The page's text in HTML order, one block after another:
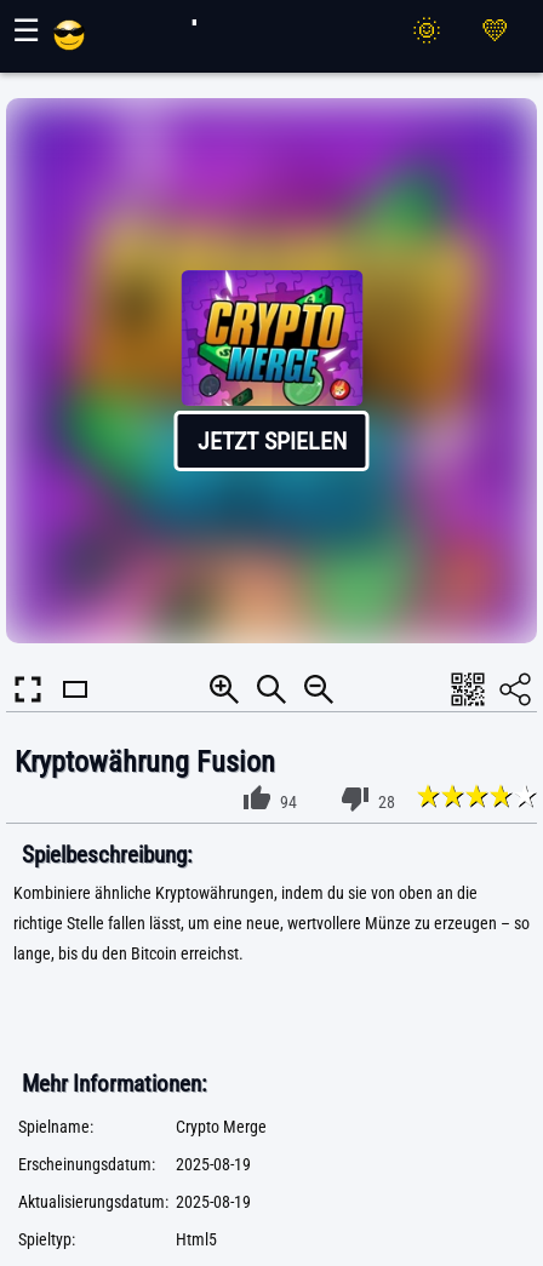
☰
JETZT SPIELEN
Kryptowährung Fusion
94 28
Spielbeschreibung:
Kombiniere ähnliche Kryptowährungen, indem du sie von oben an die
richtige Stelle fallen lässt, um eine neue, wertvollere Münze zu erzeugen – so
lange, bis du den Bitcoin erreichst.
Mehr Informationen:
Spielname:
Crypto Merge
Erscheinungsdatum:
2025-08-19
Aktualisierungsdatum: 2025-08-19
Spieltyp:
Html5